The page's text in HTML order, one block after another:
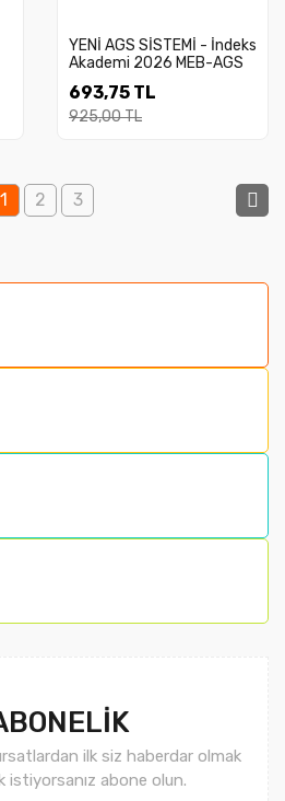
YENİ AGS SİSTEMİ - İndeks
Akademi 2026 MEB-AGS
Bilgisi Video Ders Notları 2
li Set - Zeynep Salman İçli
693,75 TL
925,00 TL
1 2 3
ilk siz haberdar olmak
istiyorsanız abone olun.